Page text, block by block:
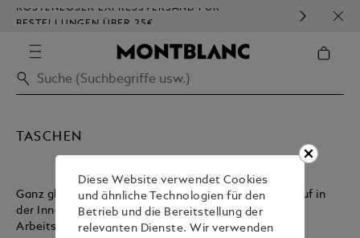
KOSTENLOSER EXPRESSVERSAND FÜR
BESTELLUNGEN ÜBER 25€
TASCHEN
Ganz gleich, ob Sie eine leichte Tasche für den Einkauf in
der Innenstadt oder eine robuste Tasche für den
Arbeitsweg suchen, Montblanc bietet Ihnen g...
Diese Website verwendet Cookies
und ähnliche Technologien für den
Betrieb und die Bereitstellung der
relevanten Dienste. Wir verwenden